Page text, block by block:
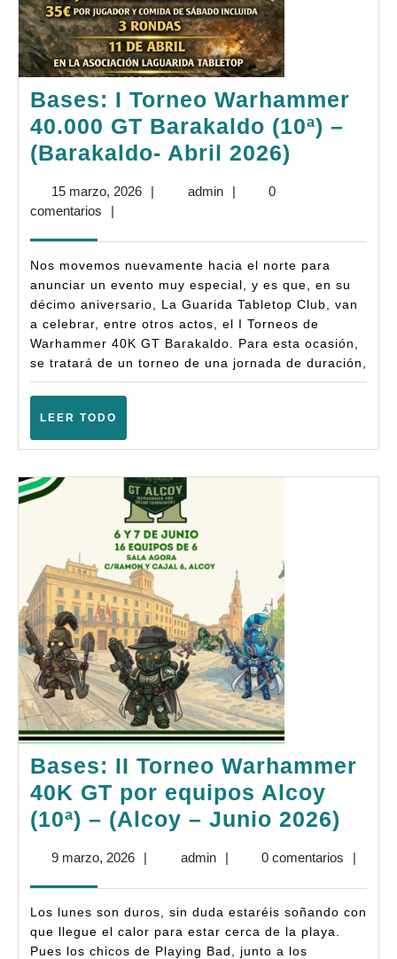
Bases: I Torneo Warhammer
40.000 GT Barakaldo (10ª) –
(Barakaldo- Abril 2026)
40.000
GT
(10ª)
–
2026)
15 marzo, 202615| adminadmin
|
0
comentarios
|
Nos movemos nuevamente hacia el norte para
anunciar un evento muy especial, y es que, en su
décimo aniversario, La Guarida Tabletop Club, van
a celebrar, entre otros actos, el I Torneos de
Warhammer 40K GT Barakaldo. Para esta ocasión,
se tratará de un torneo de una jornada de duración,
LEER TODO
Bases: II Torneo Warhammer
40K GT por equipos Alcoy
(10ª) – (Alcoy – Junio 2026)
40K
9 marzo, 20269
| adminadmin
| 0 comentarios |
Los lunes son duros, sin duda estaréis soñando con
que llegue el calor para estar cerca de la playa.
Pues los chicos de Playing Bad, junto a los